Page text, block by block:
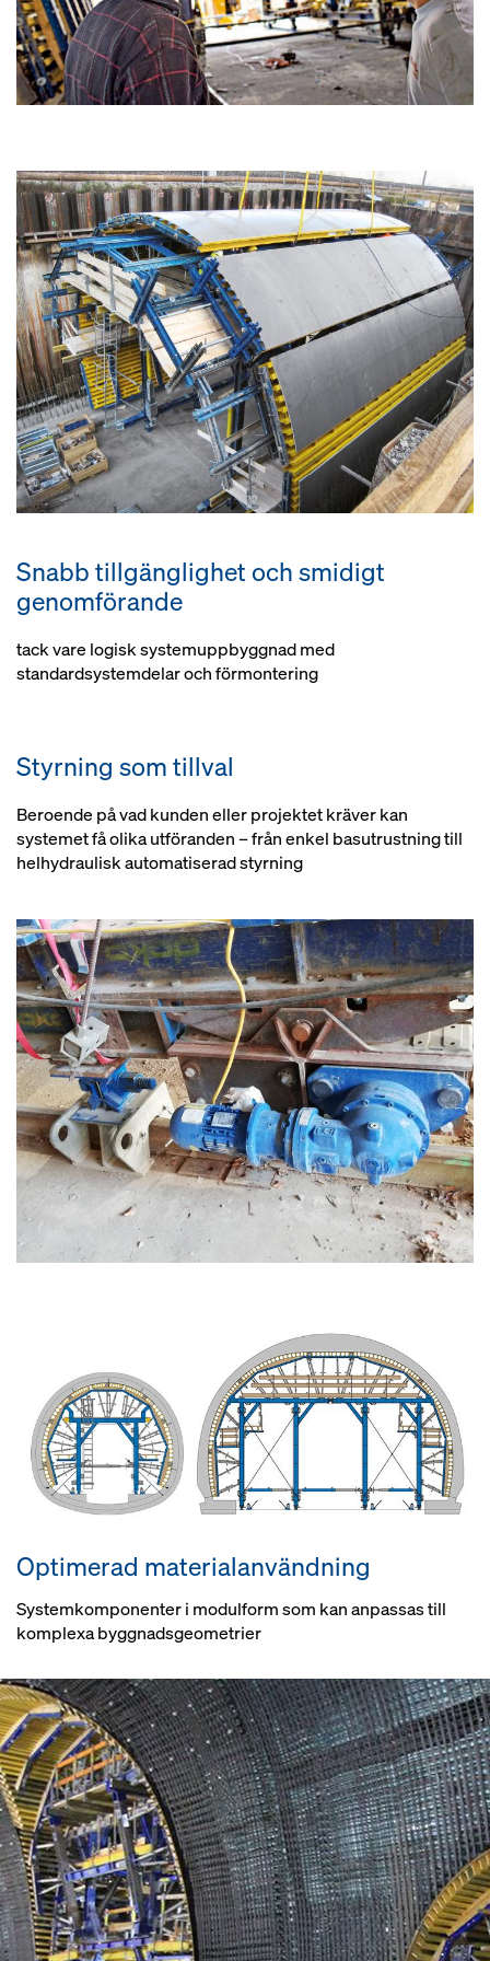
Snabb tillgänglighet och smidigt
genomförande
tack vare logisk systemuppbyggnad med
standardsystemdelar och förmontering
Styrning som tillval
Beroende på vad kunden eller projektet kräver kan
systemet få olika utföranden – från enkel basutrustning till
helhydraulisk automatiserad styrning
Optimerad materialanvändning
Systemkomponenter i modulform som kan anpassas till
komplexa byggnadsgeometrier